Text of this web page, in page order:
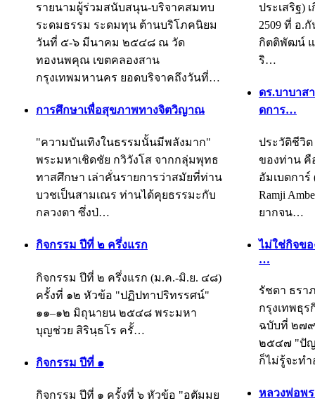
รายนามผู้ร่วมสนับสนุน-บริจาคสมทบ
ระดมธรรม ระดมทุน ต้านบริโภคนิยม
วันที่ ๕-๖ มีนาคม ๒๕๔๘ ณ วัด
ทองนพคุณ เขตคลองสาน
กรุงเทพมหานคร ยอดบริจาคถึงวันที่…
การศึกษาเพื่อสุขภาพทางจิตวิญาณ
"ความบันเทิงในธรรมนั้นมีพลังมาก"
พระมหาเชิดชัย กวิวังโส จากกลุ่มพุทธ
ทาสศึกษา เล่าคั่นรายการว่าสมัยที่ท่าน
บวชเป็นสามเณร ท่านได้คุยธรรมะกับ
กลวงตา ซึ่งป่…
กิจกรรม ปีที่ ๒ ครึ่งแรก
กิจกรรม ปีที่ ๒ ครึ่งแรก (ม.ค.-มิ.ย. ๔๘)
ครั้งที่ ๑๒ หัวข้อ "ปฏิปทาปริทรรศน์"
๑๑–๑๒ มิถุนายน ๒๕๔๘ พระมหา
บุญช่วย สิรินฺธโร ครั้…
กิจกรรม ปีที่ ๑
กิจกรรม ปีที่ ๑ ครั้งที่ ๖ หัวข้อ "อตัมมย
ประเสริฐ)
2509 ที่ อ.
กิตติพัฒน์ แ
ริ…
ดร.บาบาส
ดการ…
ประวัติชีวิต
ของท่าน คื
อัมเบดการ์
Ramji
ยากจน…
ไม่ใช่กิจข
…
รัชดา ธรา
กรุงเทพธุร
ฉบับที่ ๒๗๙
๒๕๔๗ "ปัญ
ก็ไม่รู้จะท
หลวงพ่อพ